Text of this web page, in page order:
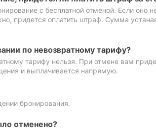
с бесплатной отменой. Если оно
придется оплатить штраф. Сумма
по невозвратному тарифу?
тарифу нельзя. При отмене вам
и выплачивается напрямую.
бронирования.
отменено?